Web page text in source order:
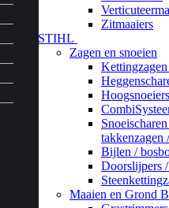
Zitmaaiers
STIHL
Zagen en snoeien
Hoogsnoeiers
takkenzagen
Bijlen /
Doorslijpers
Maaien en Grond